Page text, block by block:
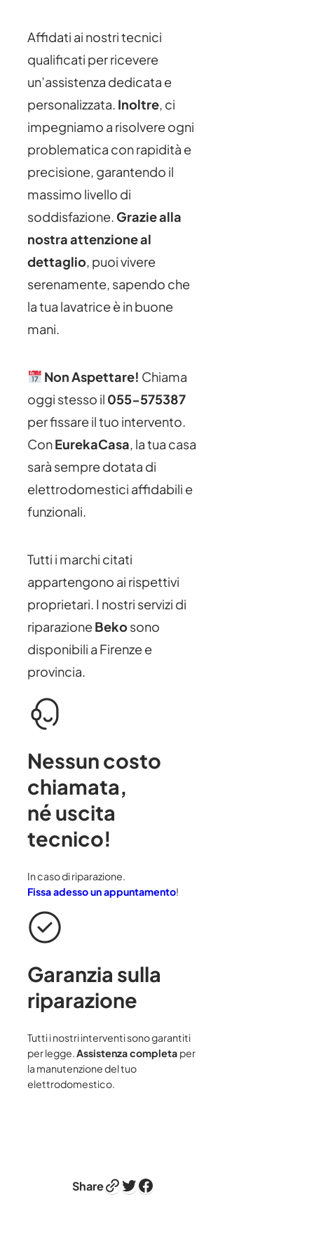
Affidati ai nostri tecnici
qualificati per ricevere
un’assistenza dedicata e
personalizzata. Inoltre, ci
impegniamo a risolvere ogni
problematica con rapidità e
precisione, garantendo il
massimo livello di
soddisfazione. Grazie alla
nostra attenzione al
dettaglio, puoi vivere
serenamente, sapendo che
la tua lavatrice è in buone
mani.
Non Aspettare! Chiama
oggi stesso il 055-575387
per fissare il tuo intervento.
ConEurekaCasa, la tua casa
sarà sempre dotata di
elettrodomestici affidabili e
funzionali.
Tutti i marchi citati
appartengono ai rispettivi
proprietari. I nostri servizi di
riparazioneBekosono
disponibili a Firenze e
provincia.
Nessun costo
chiamata,
né uscita
tecnico!
In caso di riparazione.
Fissa adesso un appuntamento!
Garanzia sulla
riparazione
Tutti i nostri interventi sono garantiti
per legge.Assistenza completa per
la manutenzione del tuo
elettrodomestico.
ShareLink Twitter Facebook